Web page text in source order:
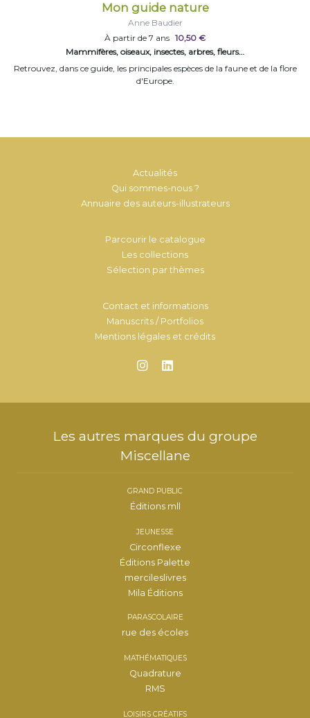
Mon guide nature
Anne Baudier
À partir de 7 ans 10,50 €
Mammifères, oiseaux, insectes, arbres, fleurs…
Retrouvez, dans ce guide, les principales espèces de la faune et de la flore
d'Europe.
Actualités
Qui sommes-nous ?
Annuaire des auteurs-illustrateurs
Parcourir le catalogue
Les collections
Sélection par thèmes
Contact et informations
Manuscrits / Portfolios
Mentions légales et crédits
Les autres marques du groupe
Miscellane
GRAND PUBLIC
Éditions mll
JEUNESSE
Circonflexe
Éditions Palette
mercileslivres
Mila Éditions
PARASCOLAIRE
rue des écoles
MATHÉMATIQUES
Quadrature
RMS
LOISIRS CRÉATIFS